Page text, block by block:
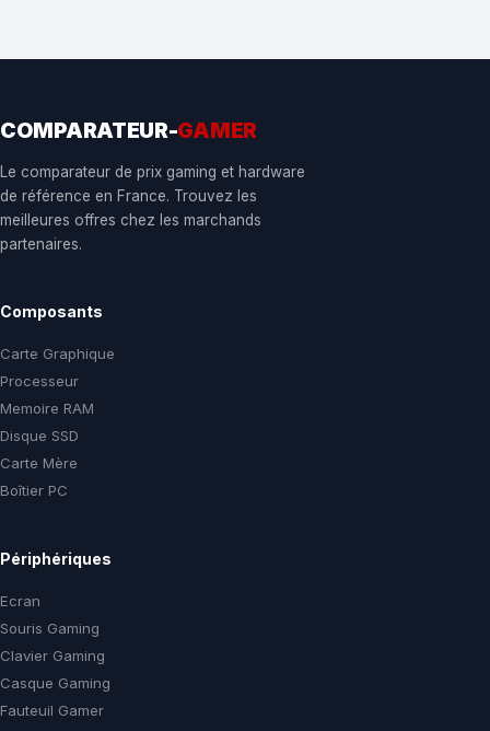
COMPARATEUR-GAMER
Le comparateur de prix gaming et hardware
de référence en France. Trouvez les
meilleures offres chez les marchands
partenaires.
Composants
Carte Graphique
Processeur
Memoire RAM
Disque SSD
Carte Mère
Boîtier PC
Périphériques
Ecran
Souris Gaming
Clavier Gaming
Casque Gaming
Fauteuil Gamer